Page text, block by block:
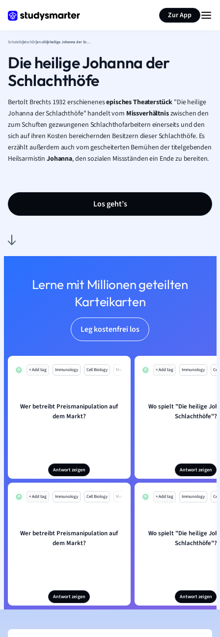
Zur App
SchuleDeutschDrama Die heilige Johanna der Schlachthöfe
Die heilige Johanna der
Schlachthöfe
Bertolt Brechts 1932 erschienenesepisches Theaterstück "Die heilige
Johanna der Schlachthöfe" handelt vom Missverhältniszwischen den
zum Schuften gezwungenen Schlachthofarbeitern einerseits und den
sich auf ihren Kosten bereichernden Besitzern dieser Schlachthöfe. Es
erzählt außerdem auch vom gescheiterten Bemühen der titelgebenden
HeilsarmistinJohanna, den sozialen Missständen ein Ende zu bereiten.
Los geht’s
Lerne mit Millionen geteilten
Karteikarten
Leg kostenfrei los
+ Add tag Immunology Cell Biology Mo
Wer betreibt Preismanipulation auf
dem Markt?
Antwort zeigen
+ Add tag Immunology
Wo spielt "Die heilige
Schlachthöfe"?
Antwort zeigen
+ Add tag Immunology Cell Biology Mo
Wer betreibt Preismanipulation auf
dem Markt?
Antwort zeigen
+ Add tag Immunology
Wo spielt "Die heilige
Schlachthöfe"?
Antwort zeigen
Seite zusammenfassen